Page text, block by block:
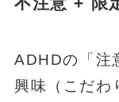
ADHDの「注
興味（こだわ